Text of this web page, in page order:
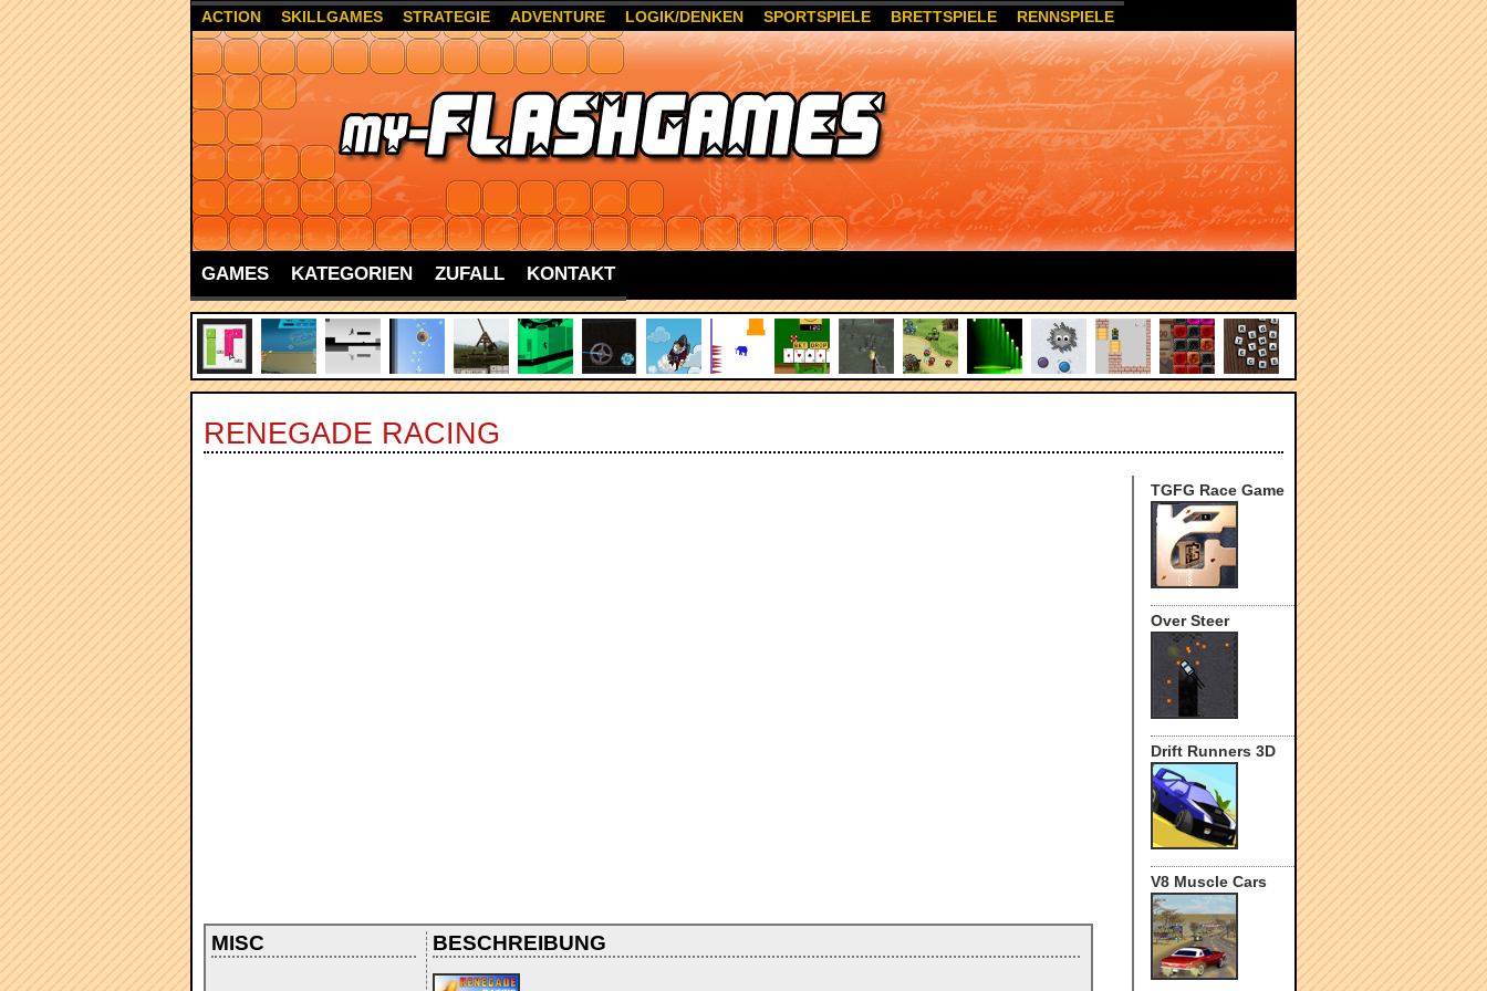
ACTION SKILLGAMES STRATEGIE ADVENTURE LOGIK/DENKEN SPORTSPIELE BRETTSPIELE RENNSPIELE
GAMES KATEGORIEN ZUFALL KONTAKT
RENEGADE RACING
MISC BESCHREIBUNG
TGFG Race Game
Over Steer
Drift Runners 3D
V8 Muscle Cars